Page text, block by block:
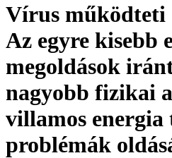
Vírus működteti
Az egyre
megoldások
nagyobb fizikai
villamos
problémák